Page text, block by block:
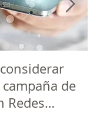
de
Redes